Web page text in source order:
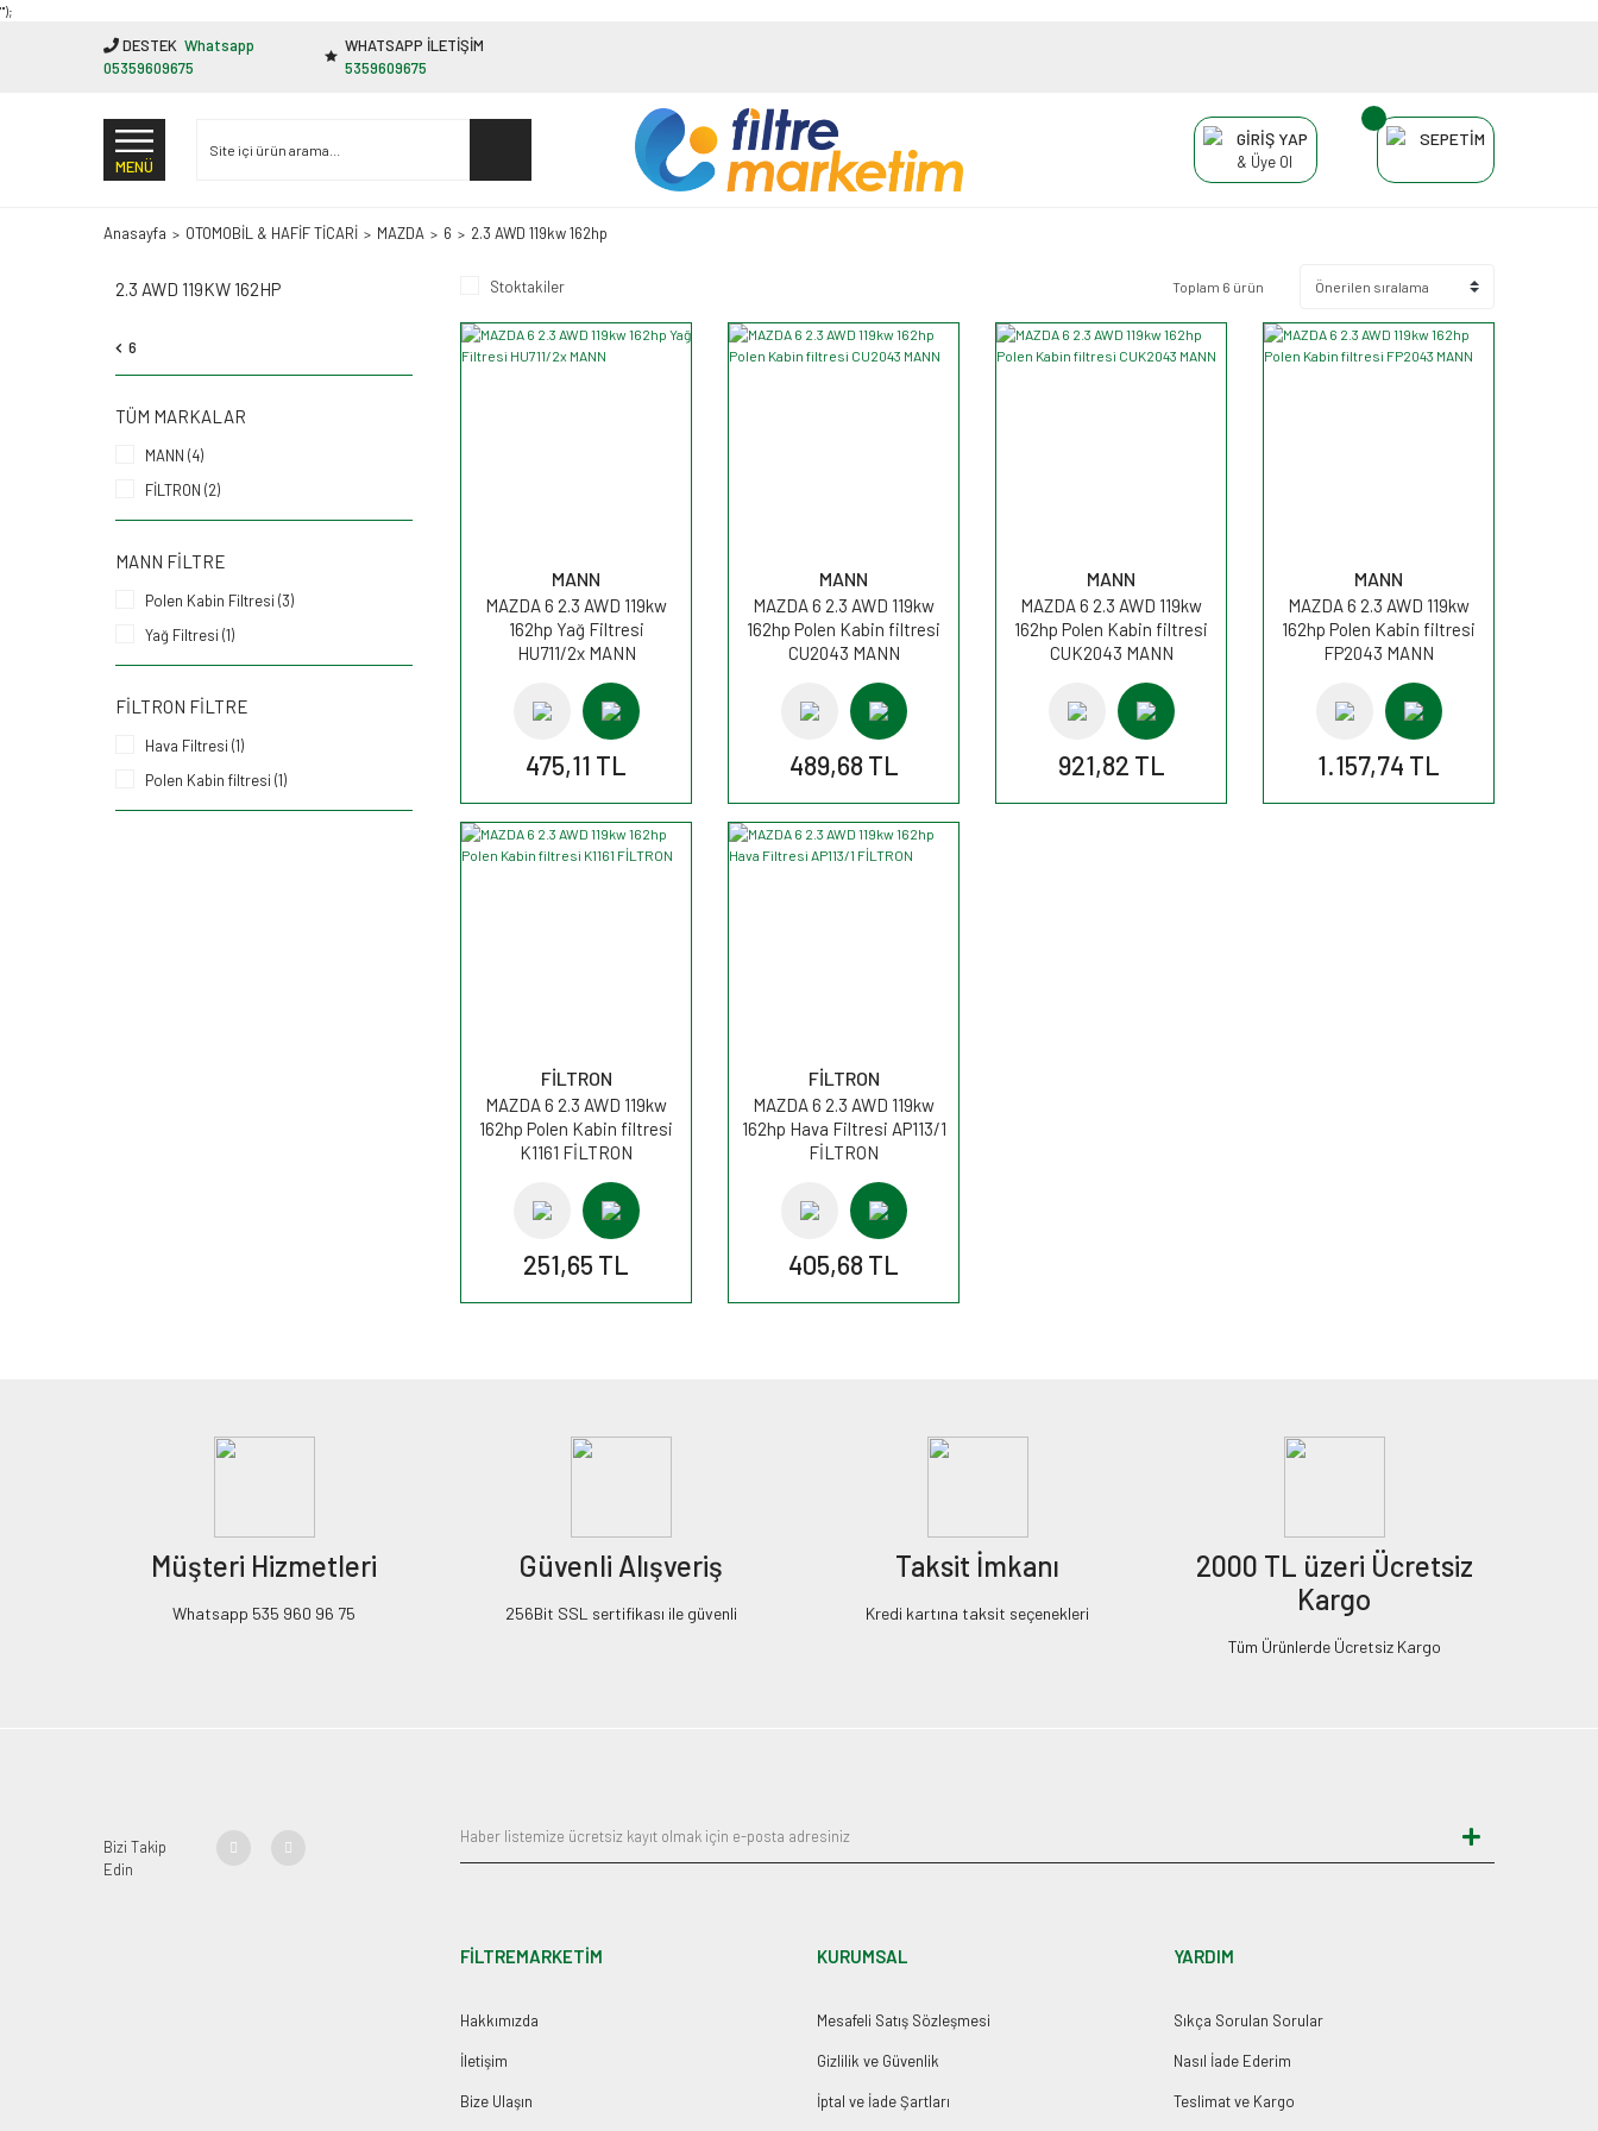
"');
DESTEK Whatsapp
05359609675
WHATSAPP İLETİŞİM
5359609675
MENÜ
GİRİŞ YAP
& Üye Ol
SEPETİM
Anasayfa OTOMOBİL & HAFİF TİCARİ MAZDA 6 2.3 AWD 119kw 162hp
2.3 AWD 119KW 162HP
6
TÜM MARKALAR
MANN (4)
FİLTRON (2)
MANN FILTRE
Polen Kabin Filtresi (3)
Yağ Filtresi (1)
FILTRON FILTRE
Hava Filtresi (1)
Polen Kabin filtresi (1)
Stoktakiler Toplam 6 ürün
MANN
MAZDA 6 2.3 AWD 119kw
162hp Yağ Filtresi
HU711/2x MANN
475,11 TL
MANN
MAZDA 6 2.3 AWD 119kw
162hp Polen Kabin filtresi
CU2043 MANN
489,68 TL
MANN
MAZDA 6 2.3 AWD 119kw
162hp Polen Kabin filtresi
CUK2043 MANN
921,82 TL
MANN
MAZDA 6 2.3 AWD 119kw
162hp Polen Kabin filtresi
FP2043 MANN
1.157,74 TL
FİLTRON
MAZDA 6 2.3 AWD 119kw
162hp Polen Kabin filtresi
K1161 FİLTRON
251,65 TL
FİLTRON
MAZDA 6 2.3 AWD 119kw
162hp Hava Filtresi AP113/1
FİLTRON
405,68 TL
Müşteri Hizmetleri
Whatsapp 535 960 96 75
Güvenli Alışveriş
256Bit SSL sertifikası ile güvenli
Taksit İmkanı
Kredi kartına taksit seçenekleri
2000 TL üzeri Ücretsiz
Kargo
Tüm Ürünlerde Ücretsiz Kargo
Bizi Takip
Edin
FİLTREMARKETİM
Hakkımızda
İletişim
Bize Ulaşın
KURUMSAL
Mesafeli Satış Sözleşmesi
Gizlilik ve Güvenlik
İptal ve İade Şartları
YARDIM
Sıkça Sorulan Sorular
Nasıl İade Ederim
Teslimat ve Kargo